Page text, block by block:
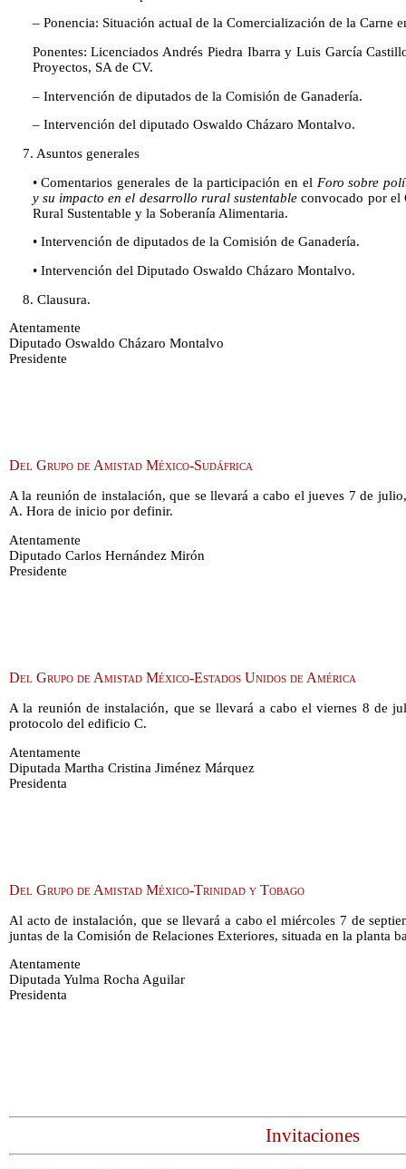
– Ponencia: Situación actual de la Comercialización de la Carne
Ponentes: Licenciados Andrés Piedra Ibarra y Luis García
Proyectos, SA de CV.
– Intervención de diputados de la Comisión de Ganadería.
– Intervención del diputado Oswaldo Cházaro Montalvo.
7. Asuntos generales
• Comentarios generales de la participación en el Foro sobre
y su impacto en el desarrollo rural sustentable convocado por el
Rural Sustentable y la Soberanía Alimentaria.
• Intervención de diputados de la Comisión de Ganadería.
• Intervención del Diputado Oswaldo Cházaro Montalvo.
8. Clausura.
Atentamente
Diputado Oswaldo Cházaro Montalvo
Presidente
Del Grupo de Amistad México-Sudáfrica
A la reunión de instalación, que se llevará a cabo el jueves 7 de
A. Hora de inicio por definir.
Atentamente
Diputado Carlos Hernández Mirón
Presidente
Del Grupo de Amistad México-Estados Unidos de América
A la reunión de instalación, que se llevará a cabo el viernes 8 de
protocolo del edificio C.
Atentamente
Diputada Martha Cristina Jiménez Márquez
Presidenta
Del Grupo de Amistad México-Trinidad y Tobago
Al acto de instalación, que se llevará a cabo el miércoles 7 de
juntas de la Comisión de Relaciones Exteriores, situada en la planta
Atentamente
Diputada Yulma Rocha Aguilar
Presidenta
Invitaciones